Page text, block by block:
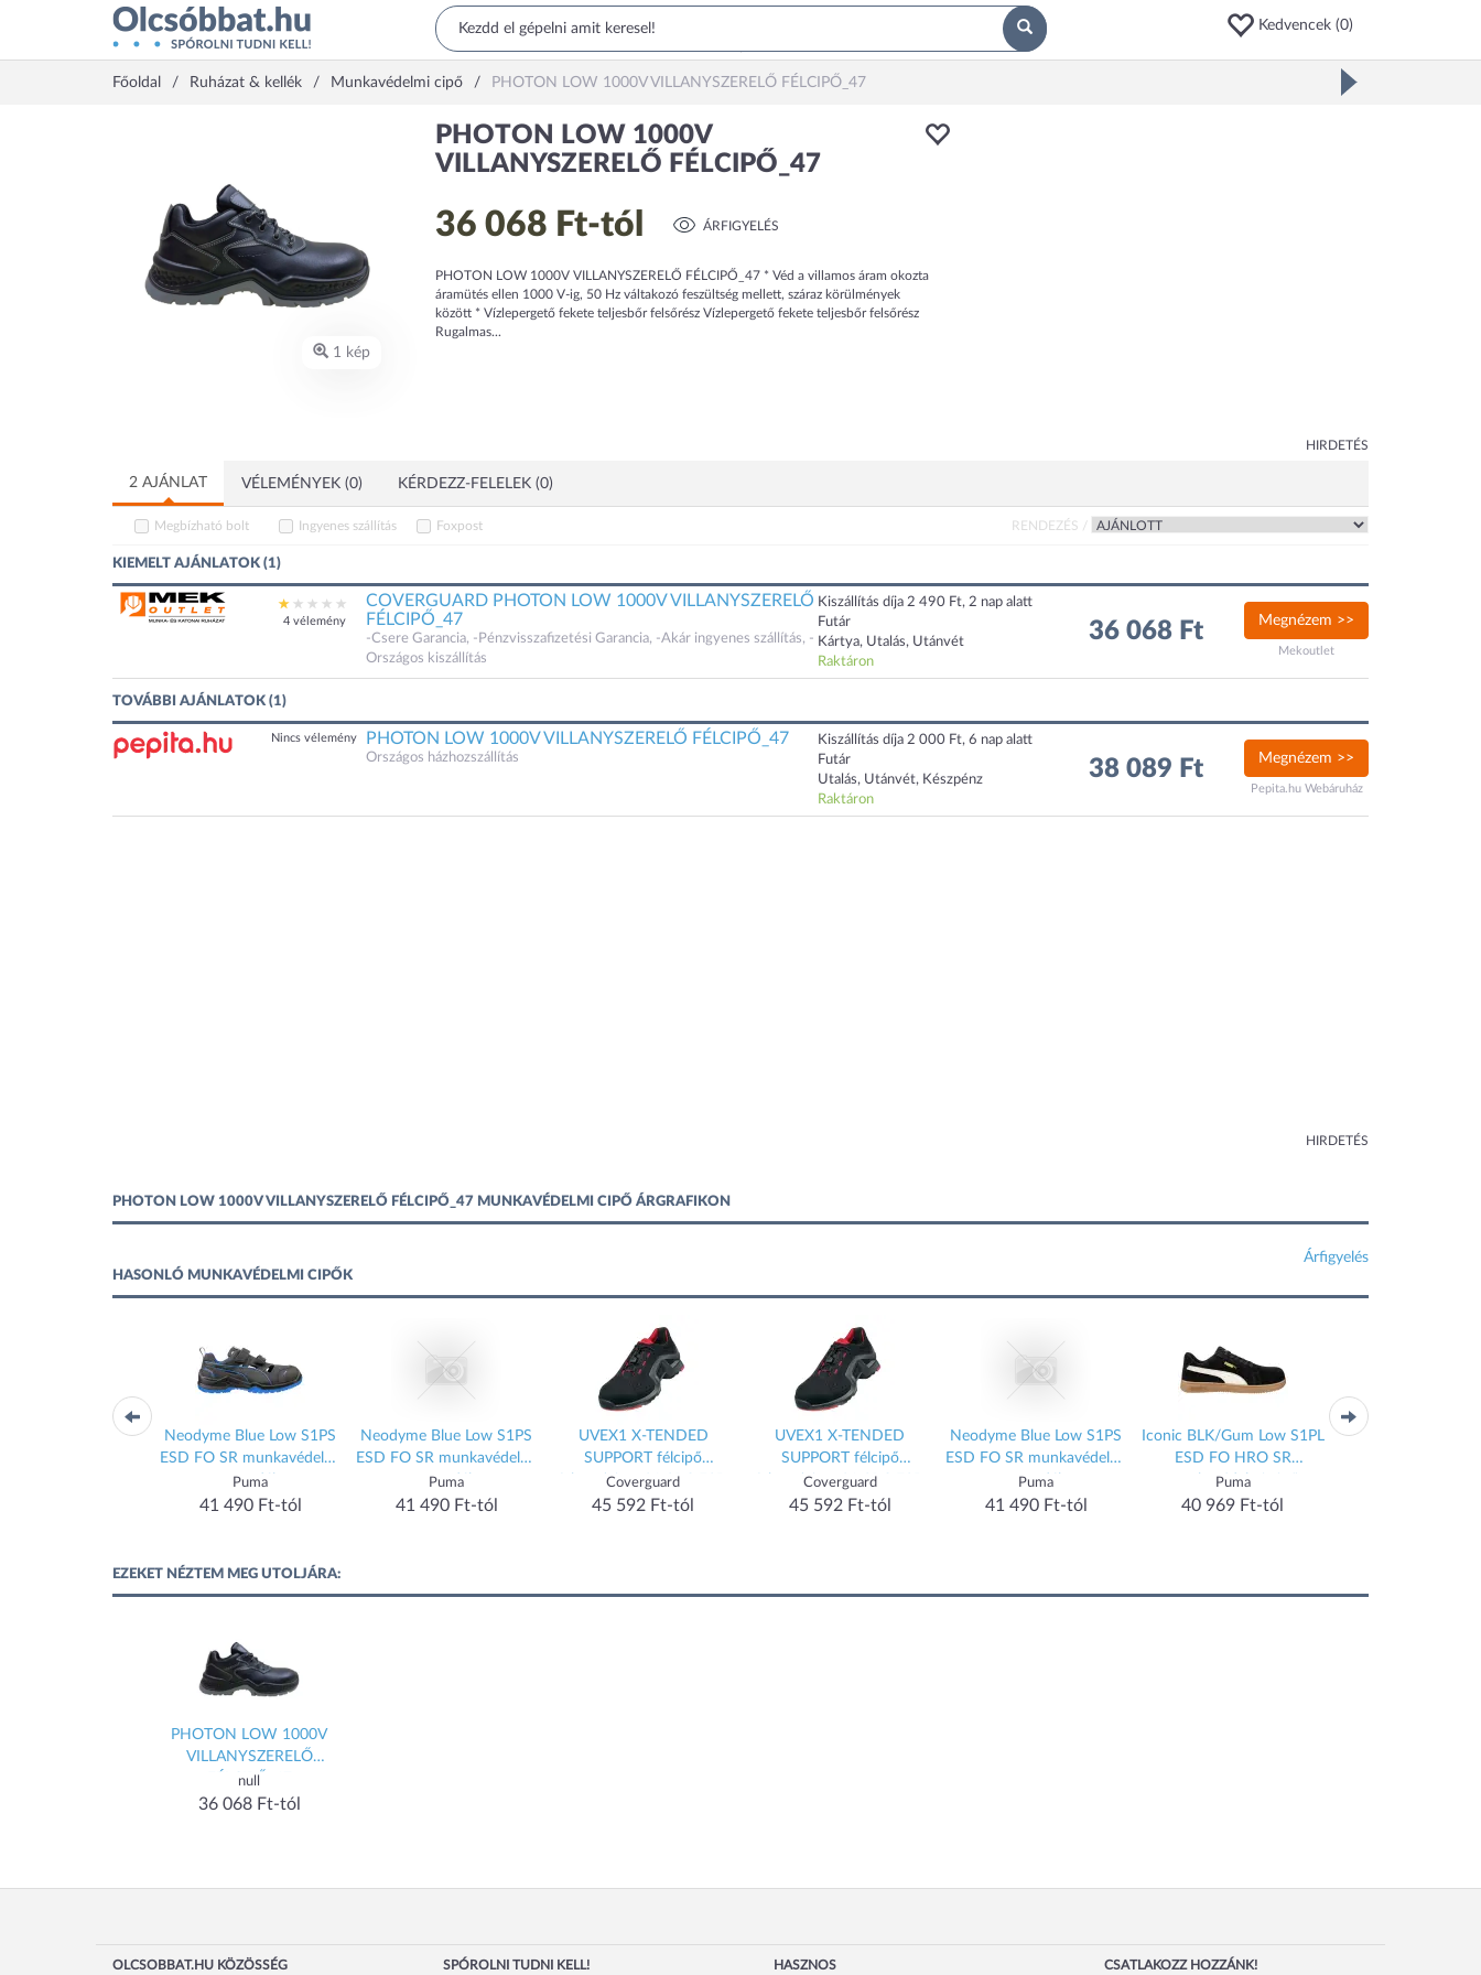
Kedvencek (0)
Főoldal Ruházat & kellék Munkavédelmi cipő PHOTON LOW 1000V VILLANYSZERELŐ FÉLCIPŐ_47
1 kép
PHOTON LOW 1000V
VILLANYSZERELŐ FÉLCIPŐ_47
36 068 Ft-tól ÁRFIGYELÉS
PHOTON LOW 1000V VILLANYSZERELŐ FÉLCIPŐ_47 * Véd a villamos áram okozta
áramütés ellen 1000 V-ig, 50 Hz váltakozó feszültség mellett, száraz körülmények
között * Vízlepergető fekete teljesbőr felsőrész Vízlepergető fekete teljesbőr felsőrész
Rugalmas...
HIRDETÉS
2 AJÁNLAT VÉLEMÉNYEK (0) KÉRDEZZ-FELELEK (0)
Megbízható bolt Ingyenes szállítás Foxpost RENDEZÉS /
KIEMELT AJÁNLATOK (1)
4 vélemény
COVERGUARD PHOTON LOW 1000V VILLANYSZERELŐ
FÉLCIPŐ_47
-Csere Garancia, -Pénzvisszafizetési Garancia, -Akár ingyenes szállítás, -
Országos kiszállítás
Kiszállítás díja 2 490 Ft, 2 nap alatt
Futár
Kártya, Utalás, Utánvét
Raktáron
36 068 Ft Megnézem >>
Mekoutlet
TOVÁBBI AJÁNLATOK (1)
Nincs vélemény PHOTON LOW 1000V VILLANYSZERELŐ FÉLCIPŐ_47
Országos házhozszállítás
Kiszállítás díja 2 000 Ft, 6 nap alatt
Futár
Utalás, Utánvét, Készpénz
Raktáron
38 089 Ft Megnézem >>
Pepita.hu Webáruház
HIRDETÉS
PHOTON LOW 1000V VILLANYSZERELŐ FÉLCIPŐ_47 MUNKAVÉDELMI CIPŐ ÁRGRAFIKON
Árfigyelés
HASONLÓ MUNKAVÉDELMI CIPŐK
Blue Low S1PS
Neodyme Blue Low S1PS
ESD FO SR munkavédelmi
szandál
Puma
41 490 Ft-tól
Neodyme Blue Low S1PS
ESD FO SR munkavédelmi
szandál
Puma
41 490 Ft-tól
UVEX1 X-TENDED
SUPPORT félcipő
fekete/piros S1 SRC ESD
Coverguard
45 592 Ft-tól
UVEX1 X-TENDED
SUPPORT félcipő
fekete/piros S1 SRC ESD
Coverguard
45 592 Ft-tól
Neodyme Blue Low S1PS
ESD FO SR munkavédelmi
szandál
Puma
41 490 Ft-tól
Iconic BLK/Gum Low S1PL
ESD FO HRO SR
munkavédelmi cipő
Puma
40 969 Ft-tól
Epic ST BLK Low
EZEKET NÉZTEM MEG UTOLJÁRA:
PHOTON LOW 1000V
VILLANYSZERELŐ
FÉLCIPŐ_47
null
36 068 Ft-tól
OLCSOBBAT.HU KÖZÖSSÉG SPÓROLNI TUDNI KELL! HASZNOS CSATLAKOZZ HOZZÁNK!